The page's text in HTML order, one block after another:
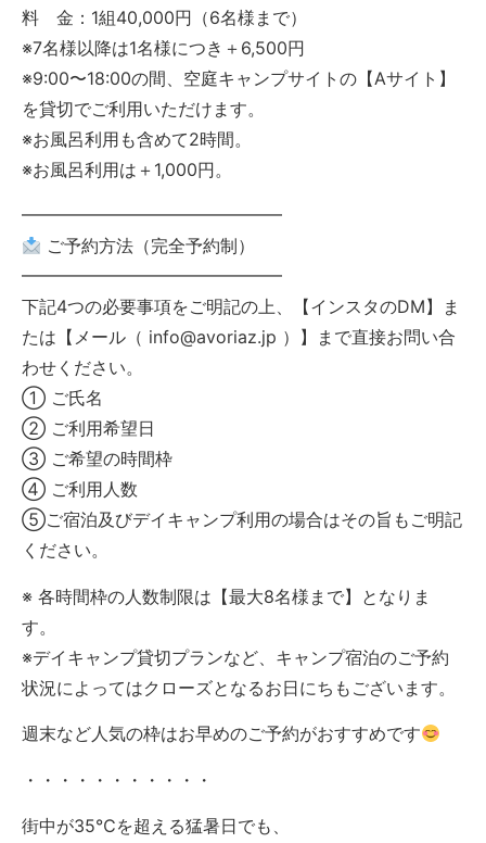
料 金：1組40,000円（6名様まで）
※7名様以降は1名様につき＋6,500円
※9:00〜18:00の間、空庭キャンプサイトの【Aサイト】
を貸切でご利用いただけます。
※お風呂利用も含めて2時間。
※お風呂利用は＋1,000円。
━━━━━━━━━━━━━━━
ご予約方法（完全予約制）
━━━━━━━━━━━━━━━
下記4つの必要事項をご明記の上、【インスタのDM】ま
たは【メール（ info@avoriaz.jp ）】まで直接お問い合
わせください。
① ご氏名
② ご利用希望日
③ ご希望の時間枠
④ ご利用人数
⑤ご宿泊及びデイキャンプ利用の場合はその旨もご明記
ください。
※ 各時間枠の人数制限は【最大8名様まで】となりま
す。
※デイキャンプ貸切プランなど、キャンプ宿泊のご予約
状況によってはクローズとなるお日にちもございます。
週末など人気の枠はお早めのご予約がおすすめです
・・・・・・・・・・・
街中が35℃を超える猛暑日でも、